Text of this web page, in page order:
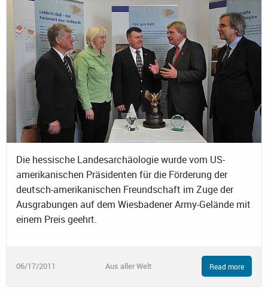
Die hessische Landesarchäologie wurde vom US-
amerikanischen Präsidenten für die Förderung der
deutsch-amerikanischen Freundschaft im Zuge der
Ausgrabungen auf dem Wiesbadener Army-Gelände mit
einem Preis geehrt.
06/17/2011 Aus aller Welt Read more